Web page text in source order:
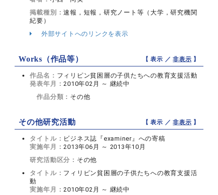
掲載種別：速報，短報，研究ノート等（大学，研究機関
紀要）
外部サイトへのリンクを表示
Works（作品等） 【 表示 ／非表示 】
作品名： フィリピン貧困層の子供たちへの教育支援活動
発表年月：2010年02月 ～ 継続中
作品分類： その他
その他研究活動 【 表示 ／非表示 】
タイトル： ビジネス誌『examiner』への寄稿
実施年月：2013年06月 ～ 2013年10月
研究活動区分： その他
タイトル： フィリピン貧困層の子供たちへの教育支援活
動
実施年月：2010年02月 ～ 継続中